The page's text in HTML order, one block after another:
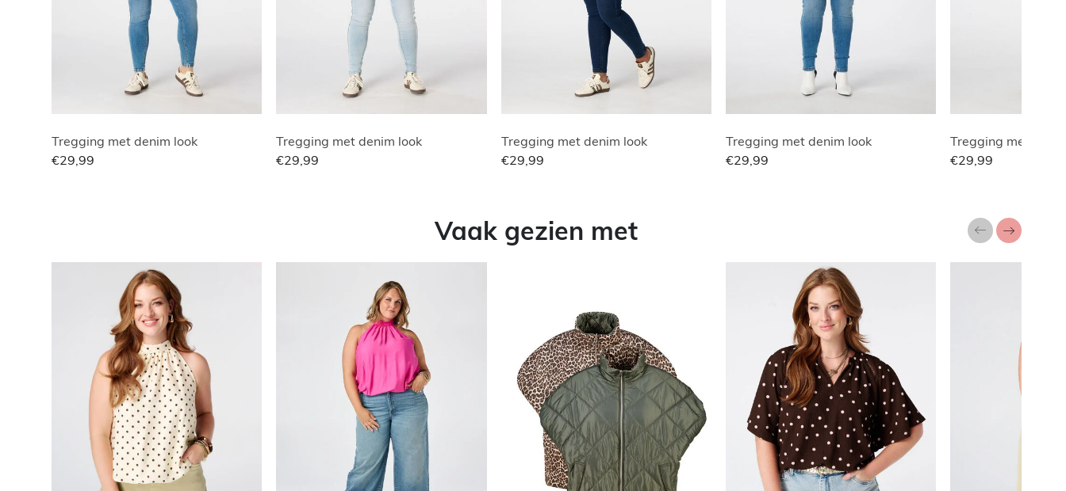
Tregging met denim look
€29,99
Tregging met denim look
€29,99
Tregging met denim look
€29,99
Tregging met denim look
€29,99
Tregging met
€29,99
Vaak gezien met